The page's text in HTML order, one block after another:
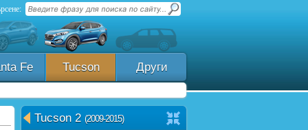
Fe Tucson Други
Tucson 2 (2009-2015)